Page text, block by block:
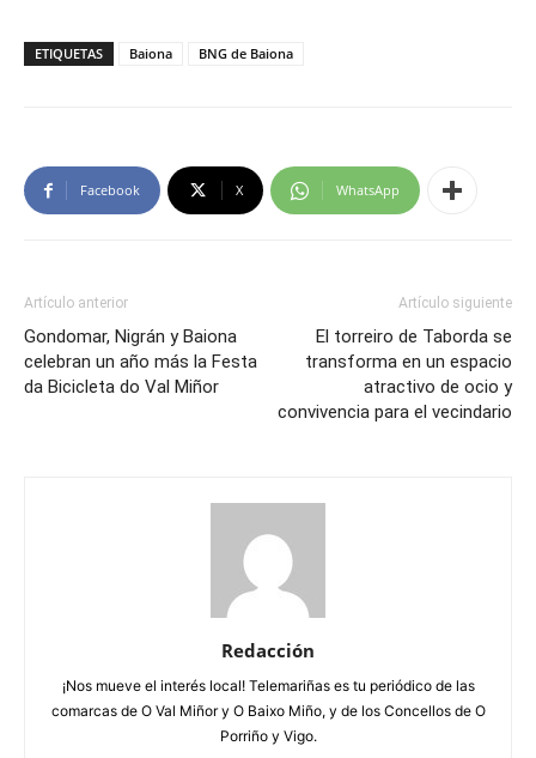
ETIQUETAS Baiona BNG de Baiona
Facebook X WhatsApp
Artículo anterior
Gondomar, Nigrán y Baiona
celebran un año más la Festa
da Bicicleta do Val Miñor
Artículo siguiente
El torreiro de Taborda se
transforma en un espacio
atractivo de ocio y
convivencia para el vecindario
Redacción
¡Nos mueve el interés local! Telemariñas es tu periódico de las
comarcas de O Val Miñor y O Baixo Miño, y de los Concellos de O
Porriño y Vigo.